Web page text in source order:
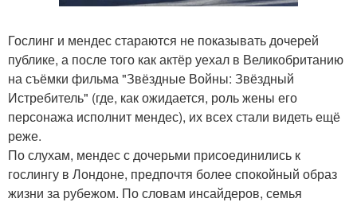
Гослинг и мендес стараются не показывать дочерей
публике, а после того как актёр уехал в Великобританию
на съёмки фильма "Звёздные Войны: Звёздный
Истребитель" (где, как ожидается, роль жены его
персонажа исполнит мендес), их всех стали видеть ещё
реже.
По слухам, мендес с дочерьми присоединились к
гослингу в Лондоне, предпочтя более спокойный образ
жизни за рубежом. По словам инсайдеров, семья